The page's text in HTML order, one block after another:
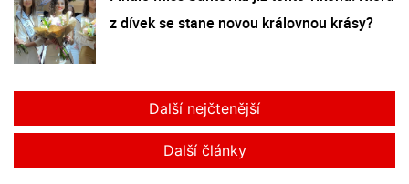
z dívek se stane novou královnou krásy?
Další nejčtenější
Další články